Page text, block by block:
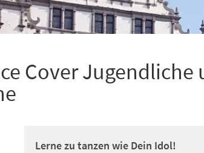
Cover
Lerne zu tanzen wie Dein Idol!